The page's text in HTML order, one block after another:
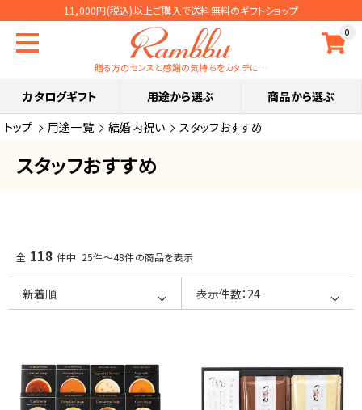
11,000円(税込)以上ご購入で送料無料のギフトショップ
0
贈る方のセンスと感謝の気持ちをカタチに…
カタログギフト 用途から選ぶ
商品から選ぶ
トップ
用途一覧 結婚内祝い スタッフおすすめ
スタッフおすすめ
全 118 件中 25件～48件の商品を表示